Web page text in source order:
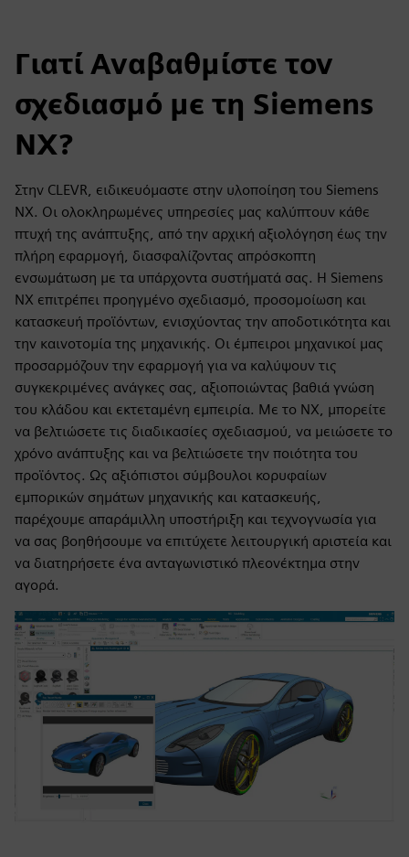
Γιατί Αναβαθμίστε τον
σχεδιασμό με τη Siemens
NX?
Στην CLEVR, ειδικευόμαστε στην υλοποίηση του Siemens
NX. Οι ολοκληρωμένες υπηρεσίες μας καλύπτουν κάθε
πτυχή της ανάπτυξης, από την αρχική αξιολόγηση έως την
πλήρη εφαρμογή, διασφαλίζοντας απρόσκοπτη
ενσωμάτωση με τα υπάρχοντα συστήματά σας. Η Siemens
NX επιτρέπει προηγμένο σχεδιασμό, προσομοίωση και
κατασκευή προϊόντων, ενισχύοντας την αποδοτικότητα και
την καινοτομία της μηχανικής. Οι έμπειροι μηχανικοί μας
προσαρμόζουν την εφαρμογή για να καλύψουν τις
συγκεκριμένες ανάγκες σας, αξιοποιώντας βαθιά γνώση
του κλάδου και εκτεταμένη εμπειρία. Με το NX, μπορείτε
να βελτιώσετε τις διαδικασίες σχεδιασμού, να μειώσετε το
χρόνο ανάπτυξης και να βελτιώσετε την ποιότητα του
προϊόντος. Ως αξιόπιστοι σύμβουλοι κορυφαίων
εμπορικών σημάτων μηχανικής και κατασκευής,
παρέχουμε απαράμιλλη υποστήριξη και τεχνογνωσία για
να σας βοηθήσουμε να επιτύχετε λειτουργική αριστεία και
να διατηρήσετε ένα ανταγωνιστικό πλεονέκτημα στην
αγορά.